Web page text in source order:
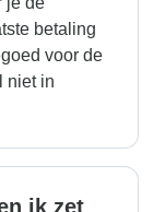
betaling
voor de
niet in
ik zet